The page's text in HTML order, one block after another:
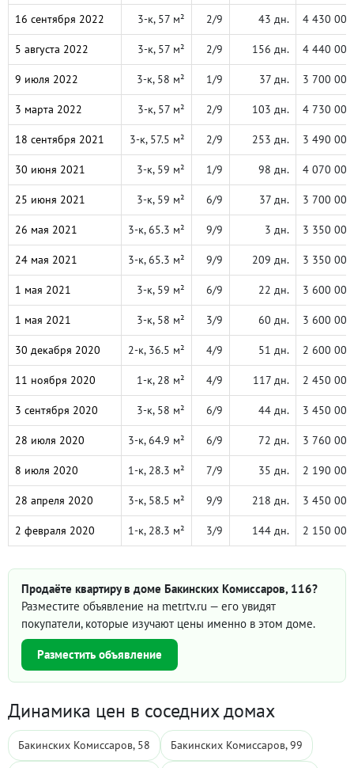
16 сентября 2022 3-к, 57 м² 2/9 43 дн. 4 430 000
5 августа 2022 3-к, 57 м² 2/9 156 дн. 4 440 000
9 июля 2022 3-к, 58 м² 1/9 37 дн. 3 700 000
3 марта 2022 3-к, 57 м² 2/9 103 дн. 4 730 000
18 сентября 2021 3-к, 57.5 м² 2/9 253 дн. 3 490 000
30 июня 2021 3-к, 59 м² 1/9 98 дн. 4 070 000
25 июня 2021 3-к, 59 м² 6/9 37 дн. 3 700 000
26 мая 2021 3-к, 65.3 м² 9/9 3 дн. 3 350 000
24 мая 2021 3-к, 65.3 м² 9/9 209 дн. 3 350 000
1 мая 2021 3-к, 59 м² 6/9 22 дн. 3 600 000
1 мая 2021 3-к, 58 м² 3/9 60 дн. 3 600 000
30 декабря 2020 2-к, 36.5 м² 4/9 51 дн. 2 600 000
11 ноября 2020 1-к, 28 м² 4/9 117 дн. 2 450 000
3 сентября 2020 3-к, 58 м² 6/9 44 дн. 3 450 000
28 июля 2020 3-к, 64.9 м² 6/9 72 дн. 3 760 000
8 июля 2020 1-к, 28.3 м² 7/9 35 дн. 2 190 000
28 апреля 2020 3-к, 58.5 м² 9/9 218 дн. 3 450 000
2 февраля 2020 1-к, 28.3 м² 3/9 144 дн. 2 150 000
Продаёте квартиру в доме Бакинских Комиссаров, 116?
Разместите объявление на metrtv.ru — его увидят
покупатели, которые изучают цены именно в этом доме.
Разместить объявление
Динамика цен в соседних домах
Бакинских Комиссаров, 58 Бакинских Комиссаров, 99